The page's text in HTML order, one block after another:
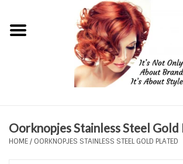
Just for Him
Plus Size Sieraden
Oorknopjes Stainless Steel Gold
HOME/ OORKNOPJES STAINLESS STEEL GOLD PLATED